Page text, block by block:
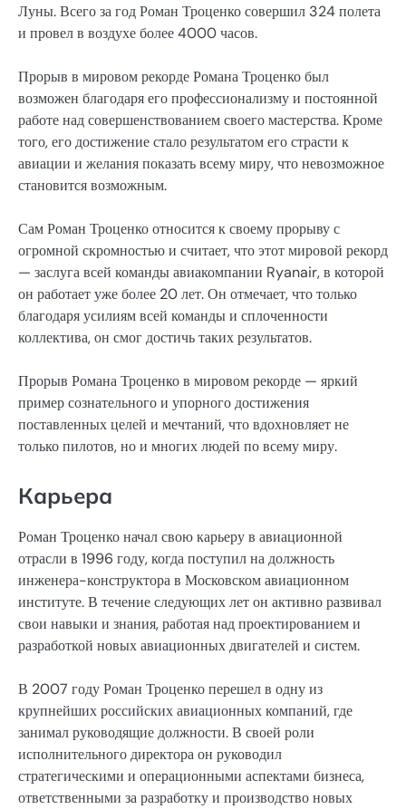
Луны. Всего за год Роман Троценко совершил 324 полета
и провел в воздухе более 4000 часов.
Прорыв в мировом рекорде Романа Троценко был
возможен благодаря его профессионализму и постоянной
работе над совершенствованием своего мастерства. Кроме
того, его достижение стало результатом его страсти к
авиации и желания показать всему миру, что невозможное
становится возможным.
Сам Роман Троценко относится к своему прорыву с
огромной скромностью и считает, что этот мировой рекорд
— заслуга всей команды авиакомпании Ryanair, в которой
он работает уже более 20 лет. Он отмечает, что только
благодаря усилиям всей команды и сплоченности
коллектива, он смог достичь таких результатов.
Прорыв Романа Троценко в мировом рекорде — яркий
пример сознательного и упорного достижения
поставленных целей и мечтаний, что вдохновляет не
только пилотов, но и многих людей по всему миру.
Карьера
Роман Троценко начал свою карьеру в авиационной
отрасли в 1996 году, когда поступил на должность
инженера-конструктора в Московском авиационном
институте. В течение следующих лет он активно развивал
свои навыки и знания, работая над проектированием и
разработкой новых авиационных двигателей и систем.
В 2007 году Роман Троценко перешел в одну из
крупнейших российских авиационных компаний, где
занимал руководящие должности. В своей роли
исполнительного директора он руководил
стратегическими и операционными аспектами бизнеса,
ответственными за разработку и производство новых